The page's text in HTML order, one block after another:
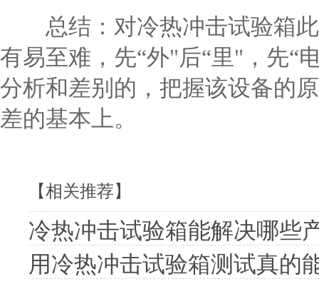
总结：对冷热冲击试验箱此
有易至难，先“外"后“里"，先“
分析和差别的，把握该设备的
差的基本上。
【相关推荐】
冷热冲击试验箱能解决哪些
用冷热冲击试验箱测试真的